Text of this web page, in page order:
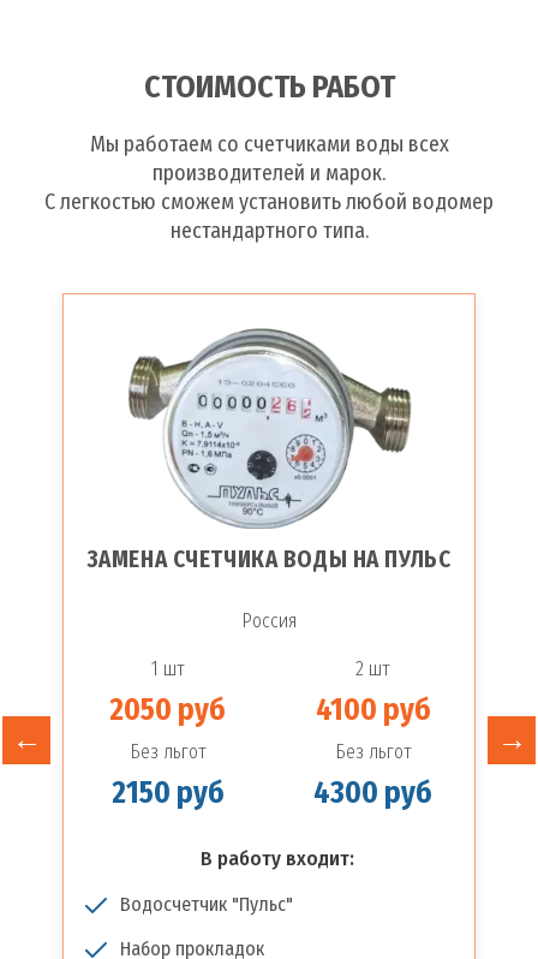
СТОИМОСТЬ РАБОТ
Мы работаем со счетчиками воды всех
производителей и марок.
С легкостью сможем установить любой водомер
нестандартного типа.
ЗАМЕНА СЧЕТЧИКА ВОДЫ НА ПУЛЬС
Россия
1 шт 2 шт
2050 руб 4100 руб
Без льгот Без льгот
2150 руб 4300 руб
В работу входит:
Водосчетчик "Пульс"
Набор прокладок